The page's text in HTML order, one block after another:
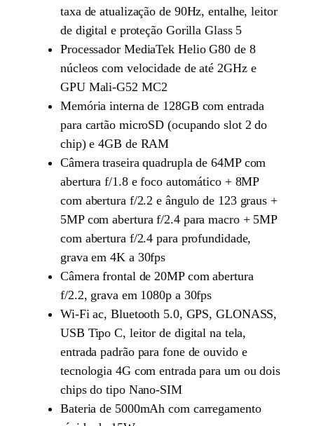
taxa de atualização de 90Hz, entalhe, leitor
de digital e proteção Gorilla Glass 5
Processador MediaTek Helio G80 de 8
núcleos com velocidade de até 2GHz e
GPU Mali-G52 MC2
Memória interna de 128GB com entrada
para cartão microSD (ocupando slot 2 do
chip) e 4GB de RAM
Câmera traseira quadrupla de 64MP com
abertura f/1.8 e foco automático + 8MP
com abertura f/2.2 e ângulo de 123 graus +
5MP com abertura f/2.4 para macro + 5MP
com abertura f/2.4 para profundidade,
grava em 4K a 30fps
Câmera frontal de 20MP com abertura
f/2.2, grava em 1080p a 30fps
Wi-Fi ac, Bluetooth 5.0, GPS, GLONASS,
USB Tipo C, leitor de digital na tela,
entrada padrão para fone de ouvido e
tecnologia 4G com entrada para um ou dois
chips do tipo Nano-SIM
Bateria de 5000mAh com carregamento